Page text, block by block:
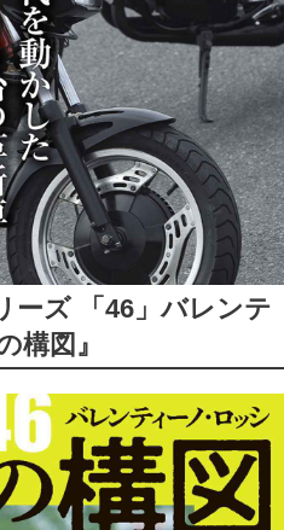
ーズ 「46」バレンテ
構図』